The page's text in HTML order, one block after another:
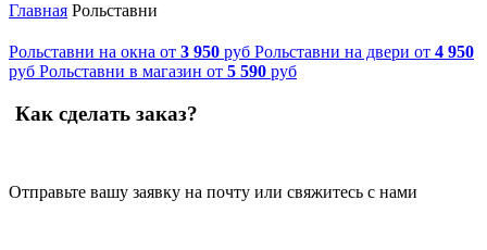
Главная Рольставни
Рольставни на окна от 3 950 руб Рольставни на двери от 4 950
руб Рольставни в магазин от 5 590 руб
Как сделать заказ?
Отправьте вашу заявку на почту или свяжитесь с нами